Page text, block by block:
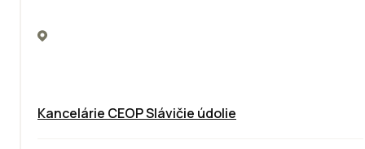
Kancelárie CEOP Slávičie údolie